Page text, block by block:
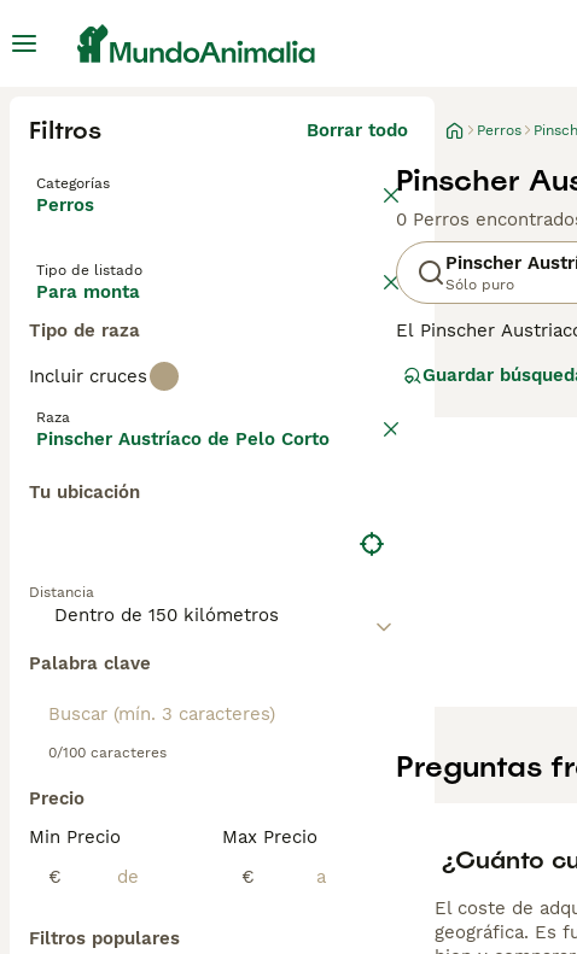
Filtros Borrar todo
Categorías
Perros
Tipo de listado
Para monta
Tipo de raza
Incluir cruces
Raza
Pinscher Austríaco de Pelo Corto
Tu ubicación
Distancia
Palabra clave
0/100 caracteres
Precio
Min Precio
€
Max Precio
€
Filtros populares
Perros
Pinscher
0 Perros
Pinscher
Sólo puro
El Pinscher
información sobre
Guardar
Preguntas
¿Cuánto
El coste de
geográfica. Es